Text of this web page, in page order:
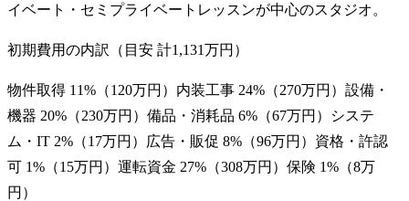
イベート・セミプライベートレッスンが中心のスタジオ。
初期費用の内訳（目安 計1,131万円 ）
物件取得 11%（120万円 ） 内装工事 24%（270万円 ） 設備・
機器 20%（230万円 ） 備品・消耗品 6%（67万円 ）
システ
ム・IT 2%（17万円 ） 広告・販促 8%（96万円 ） 資格・許認
可 1%（15万円 ） 運転資金 27%（308万円 ） 保険 1%（8万
円 ）